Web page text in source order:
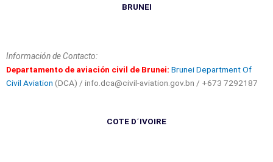
BRUNEI
Información de Contacto:
Departamento de aviación civil de Brunei: Brunei Department Of
Civil Aviation (DCA) / info.dca@civil-aviation.gov.bn / +673 7292187
COTE D´IVOIRE